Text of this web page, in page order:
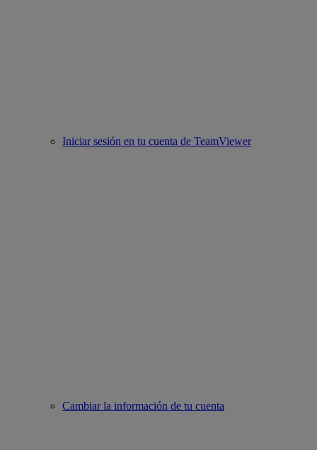
Iniciar sesión en tu cuenta de TeamViewer
Cambiar la información de tu cuenta